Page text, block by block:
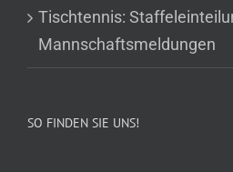
Tischtennis:
Mannschaftsmeldungen
SO FINDEN SIE UNS!